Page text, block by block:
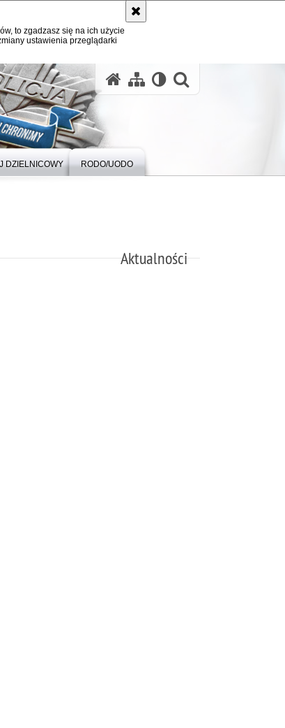
to zgadzasz się na ich użycie
ustawienia przeglądarki
DZIELNICOWY RODO/UODO
Aktualności